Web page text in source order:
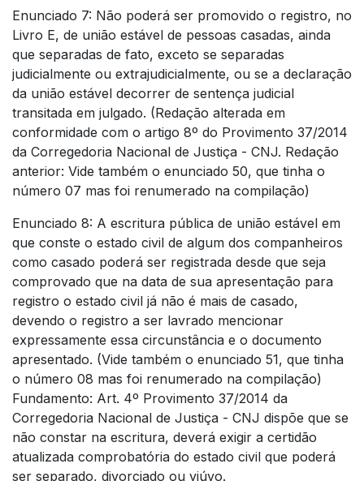
Enunciado 7: Não poderá ser promovido o registro, no
Livro E, de união estável de pessoas casadas, ainda
que separadas de fato, exceto se separadas
judicialmente ou extrajudicialmente, ou se a declaração
da união estável decorrer de sentença judicial
transitada em julgado. (Redação alterada em
conformidade com o artigo 8º do Provimento 37/2014
da Corregedoria Nacional de Justiça - CNJ. Redação
anterior: Vide também o enunciado 50, que tinha o
número 07 mas foi renumerado na compilação)
Enunciado 8: A escritura pública de união estável em
que conste o estado civil de algum dos companheiros
como casado poderá ser registrada desde que seja
comprovado que na data de sua apresentação para
registro o estado civil já não é mais de casado,
devendo o registro a ser lavrado mencionar
expressamente essa circunstância e o documento
apresentado. (Vide também o enunciado 51, que tinha
o número 08 mas foi renumerado na compilação)
Fundamento: Art. 4º Provimento 37/2014 da
Corregedoria Nacional de Justiça - CNJ dispõe que se
não constar na escritura, deverá exigir a certidão
atualizada comprobatória do estado civil que poderá
ser separado, divorciado ou viúvo.